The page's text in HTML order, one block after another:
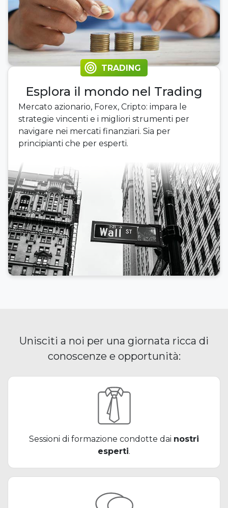
TRADING
Esplora il mondo nel Trading
Mercato azionario, Forex, Cripto: impara le
strategie vincenti e i migliori strumenti per
navigare nei mercati finanziari. Sia per
principianti che per esperti.
Unisciti a noi per una giornata ricca di
conoscenze e opportunità:
Sessioni di formazione condotte dai nostri
esperti.